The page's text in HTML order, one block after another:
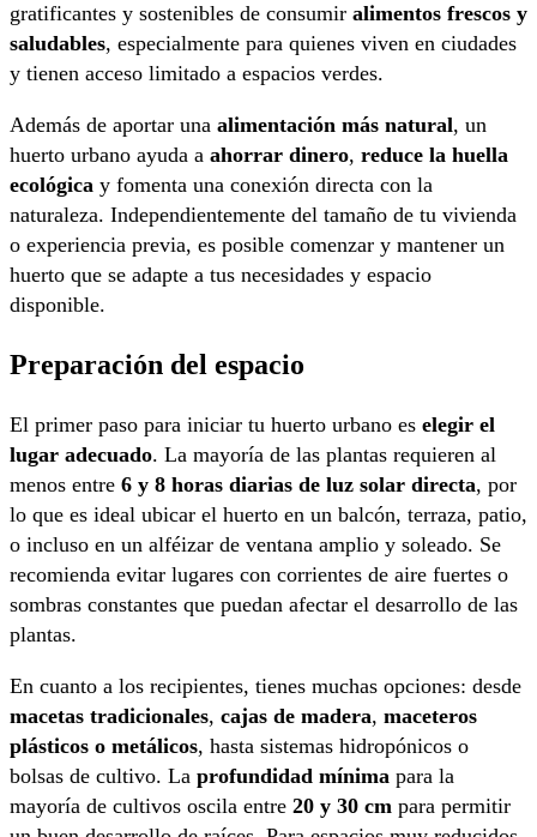
gratificantes y sostenibles de consumir alimentos frescos y
saludables, especialmente para quienes viven en ciudades
y tienen acceso limitado a espacios verdes.
Además de aportar una alimentación más natural, un
huerto urbano ayuda a ahorrar dinero, reduce la huella
ecológica y fomenta una conexión directa con la
naturaleza. Independientemente del tamaño de tu vivienda
o experiencia previa, es posible comenzar y mantener un
huerto que se adapte a tus necesidades y espacio
disponible.
Preparación del espacio
El primer paso para iniciar tu huerto urbano es elegir el
lugar adecuado. La mayoría de las plantas requieren al
menos entre 6 y 8 horas diarias de luz solar directa, por
lo que es ideal ubicar el huerto en un balcón, terraza, patio,
o incluso en un alféizar de ventana amplio y soleado. Se
recomienda evitar lugares con corrientes de aire fuertes o
sombras constantes que puedan afectar el desarrollo de las
plantas.
En cuanto a los recipientes, tienes muchas opciones: desde
macetas tradicionales, cajas de madera, maceteros
plásticos o metálicos, hasta sistemas hidropónicos o
bolsas de cultivo. La profundidad mínima para la
mayoría de cultivos oscila entre 20 y 30 cm para permitir